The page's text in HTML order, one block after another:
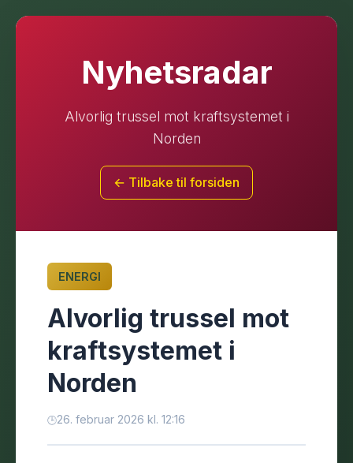
Nyhetsradar
Alvorlig trussel mot kraftsystemet i
Norden
← Tilbake til forsiden
ENERGI
Alvorlig trussel mot
kraftsystemet i
Norden
26. februar 2026 kl. 12:16